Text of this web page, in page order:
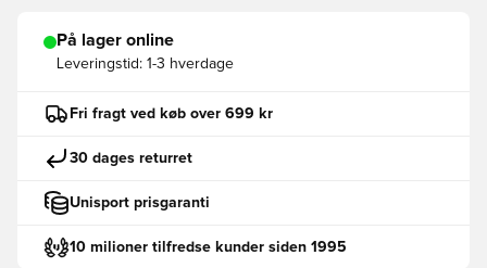
På lager online
Leveringstid: 1-3 hverdage
Fri fragt ved køb over 699 kr
30 dages returret
Unisport prisgaranti
10 milioner tilfredse kunder siden 1995